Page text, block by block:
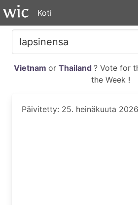
Koti
Vietnam or Thailand ? Vote for
the Week !
Päivitetty: 25. heinäkuuta 2026